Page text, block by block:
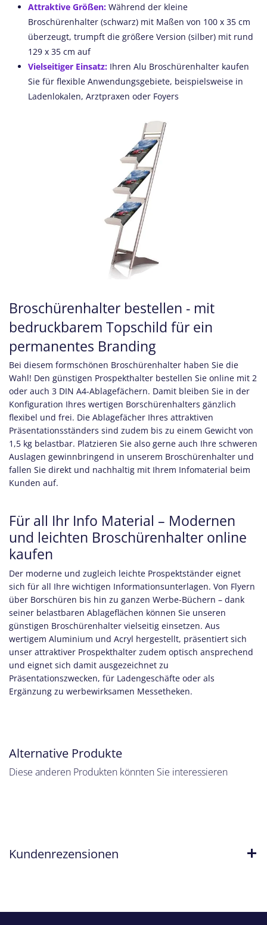
Attraktive Größen: Während der kleine
Broschürenhalter (schwarz) mit Maßen von 100 x 35 cm
überzeugt, trumpft die größere Version (silber) mit rund
129 x 35 cm auf
Vielseitiger Einsatz: Ihren Alu Broschürenhalter kaufen
Sie für flexible Anwendungsgebiete, beispielsweise in
Ladenlokalen, Arztpraxen oder Foyers
Broschürenhalter bestellen - mit
bedruckbarem Topschild für ein
permanentes Branding
Bei diesem formschönen Broschürenhalter haben Sie die
Wahl! Den günstigen Prospekthalter bestellen Sie online mit 2
oder auch 3 DIN A4-Ablagefächern. Damit bleiben Sie in der
Konfiguration Ihres wertigen Borschürenhalters gänzlich
flexibel und frei. Die Ablagefächer Ihres attraktiven
Präsentationsständers sind zudem bis zu einem Gewicht von
1,5 kg belastbar. Platzieren Sie also gerne auch Ihre schweren
Auslagen gewinnbringend in unserem Broschürenhalter und
fallen Sie direkt und nachhaltig mit Ihrem Infomaterial beim
Kunden auf.
Für all Ihr Info Material – Modernen
und leichten Broschürenhalter online
kaufen
Der moderne und zugleich leichte Prospektständer eignet
sich für all Ihre wichtigen Informationsunterlagen. Von Flyern
über Borschüren bis hin zu ganzen Werbe-Büchern – dank
seiner belastbaren Ablageflächen können Sie unseren
günstigen Broschürenhalter vielseitig einsetzen. Aus
wertigem Aluminium und Acryl hergestellt, präsentiert sich
unser attraktiver Prospekthalter zudem optisch ansprechend
und eignet sich damit ausgezeichnet zu
Präsentationszwecken, für Ladengeschäfte oder als
Ergänzung zu werbewirksamen Messetheken.
Alternative Produkte
Diese anderen Produkten könnten Sie interessieren
Kundenrezensionen